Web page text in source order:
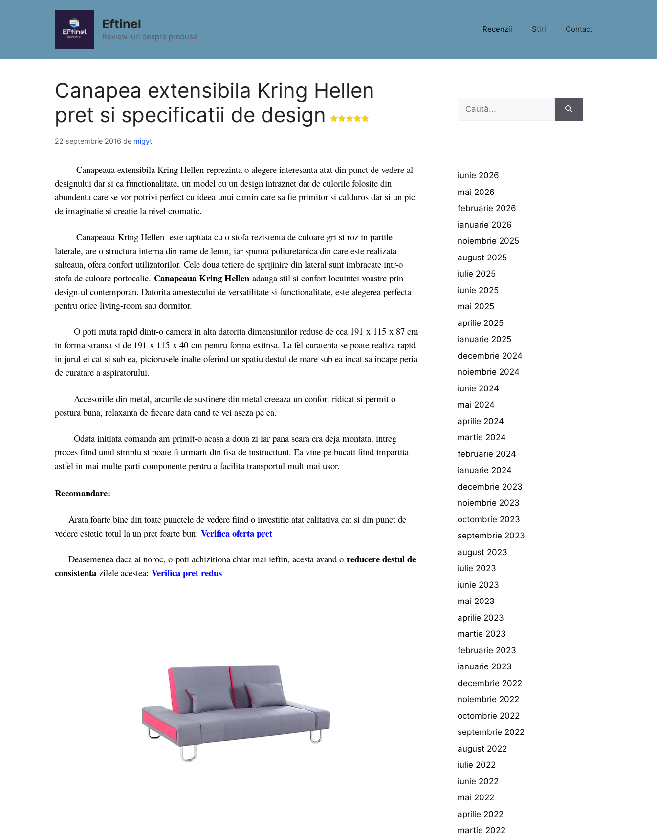
Eftinel
Review-uri despre produse
Recenzii Stiri Contact
Canapea extensibila Kring Hellen
pret si specificatii de design
22 septembrie 2016 de migyt
Canapeaua extensibila Kring Hellen reprezinta o alegere interesanta atat din punct de vedere al
designului dar si ca functionalitate, un model cu un design intraznet dat de culorile folosite din
abundenta care se vor potrivi perfect cu ideea unui camin care sa fie primitor si calduros dar si un pic
de imaginatie si creatie la nivel cromatic.
Canapeaua Kring Hellen este tapitata cu o stofa rezistenta de culoare gri si roz in partile
laterale, are o structura interna din rame de lemn, iar spuma poliuretanica din care este realizata
salteaua, ofera confort utilizatorilor. Cele doua tetiere de sprijinire din lateral sunt imbracate intr-o
stofa de culoare portocalie. Canapeaua Kring Hellen adauga stil si confort locuintei voastre prin
design-ul contemporan. Datorita amestecului de versatilitate si functionalitate, este alegerea perfecta
pentru orice living-room sau dormitor.
O poti muta rapid dintr-o camera in alta datorita dimensiunilor reduse de cca 191 x 115 x 87 cm
in forma stransa si de 191 x 115 x 40 cm pentru forma extinsa. La fel curatenia se poate realiza rapid
in jurul ei cat si sub ea, piciorusele inalte oferind un spatiu destul de mare sub ea incat sa incape peria
de curatare a aspiratorului.
Accesoriile din metal, arcurile de sustinere din metal creeaza un confort ridicat si permit o
postura buna, relaxanta de fiecare data cand te vei aseza pe ea.
Odata initiata comanda am primit-o acasa a doua zi iar pana seara era deja montata, intreg
proces fiind unul simplu si poate fi urmarit din fisa de instructiuni. Ea vine pe bucati fiind impartita
astfel in mai multe parti componente pentru a facilita transportul mult mai usor.
Recomandare:
Arata foarte bine din toate punctele de vedere fiind o investitie atat calitativa cat si din punct de
vedere estetic totul la un pret foarte bun: Verifica oferta pret
Deasemenea daca ai noroc, o poti achizitiona chiar mai ieftin, acesta avand o reducere destul de
consistenta zilele acestea: Verifica pret redus
Caută
iunie 2026
mai 2026
februarie 2026
ianuarie 2026
noiembrie 2025
august 2025
iulie 2025
iunie 2025
mai 2025
aprilie 2025
ianuarie 2025
decembrie 2024
noiembrie 2024
iunie 2024
mai 2024
aprilie 2024
martie 2024
februarie 2024
ianuarie 2024
decembrie 2023
noiembrie 2023
octombrie 2023
septembrie 2023
august 2023
iulie 2023
iunie 2023
mai 2023
aprilie 2023
martie 2023
februarie 2023
ianuarie 2023
decembrie 2022
noiembrie 2022
octombrie 2022
septembrie 2022
august 2022
iulie 2022
iunie 2022
mai 2022
aprilie 2022
martie 2022